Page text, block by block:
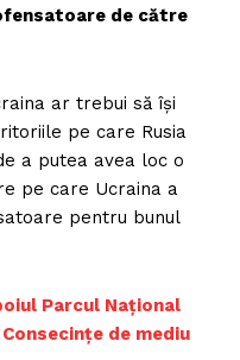
de către
ar trebui să îşi
pe care Rusia
a putea avea loc o
pe care Ucraina a
pentru bunul
Parcul Național
de mediu